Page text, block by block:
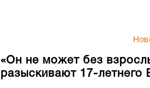
«Он не может без
разыскивают 17-летнего